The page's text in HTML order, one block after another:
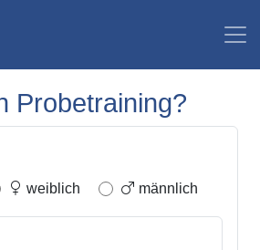
Probetraining?
weiblich männlich